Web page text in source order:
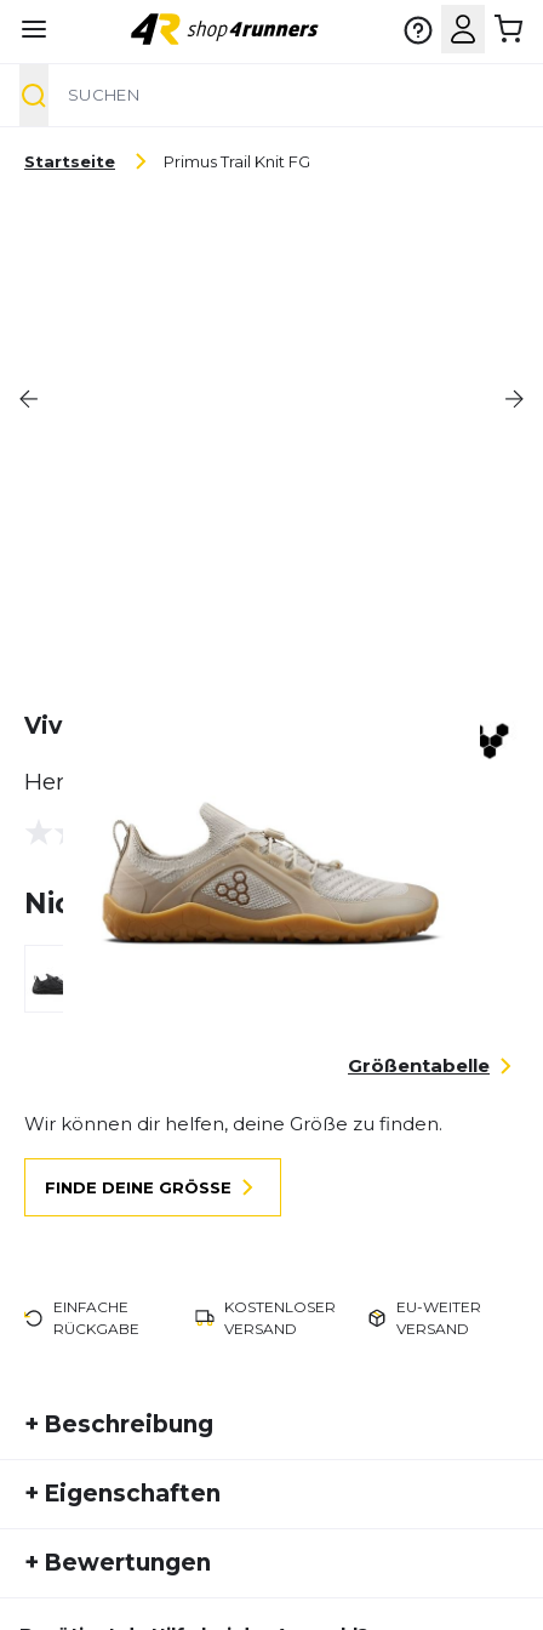
Startseite Primus Trail Knit FG
Vivobarefoot Primus Trail Knit FG
Herren
0.0 (0 Bewertungen)
Nicht lieferbar
Größentabelle
Wir können dir helfen, deine Größe zu finden.
FINDE DEINE GRÖSSE
EINFACHE
RÜCKGABE
KOSTENLOSER
VERSAND
EU-WEITER
VERSAND
+ Beschreibung
Highlights auf einen Blick
Sohlenmaterial: 3 mm Firm Ground Rubber
Obermaterial: Strickgewebe für optimale
+ Eigenschaften
Fremdartikelnummer:
+ Bewertungen